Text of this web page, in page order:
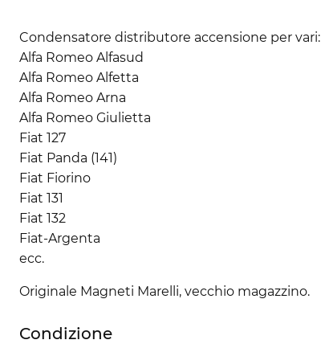
Condensatore distributore accensione per vari:
Alfa Romeo Alfasud
Alfa Romeo Alfetta
Alfa Romeo Arna
Alfa Romeo Giulietta
Fiat 127
Fiat Panda (141)
Fiat Fiorino
Fiat 131
Fiat 132
Fiat-Argenta
ecc.
Originale Magneti Marelli, vecchio magazzino.
Condizione